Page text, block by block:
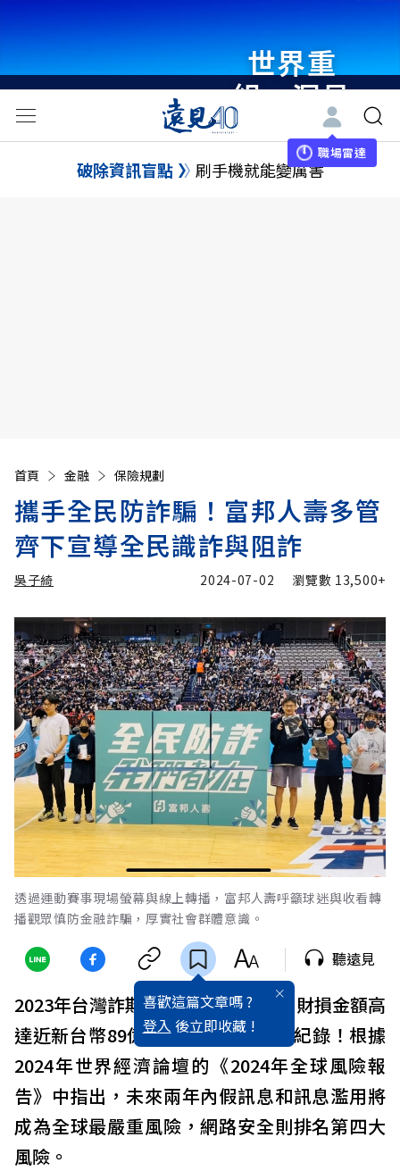
世界重
組・洞見
未來 與
世界領袖
職場雷達
破除資訊盲點 刷手機就能變厲害
首頁 金融 保險規劃
攜手全民防詐騙！富邦人壽多管
齊下宣導全民識詐與阻詐
吳子綺 2024-07-02 瀏覽數 13,500+
透過運動賽事現場螢幕與線上轉播，富邦人壽呼籲球迷與收看轉
播觀眾慎防金融詐騙，厚實社會群體意識。
喜歡這篇文章嗎 ?
登入 後立即收藏 !
聽遠見
2023年台灣詐欺案累計超過3萬件，財損金額高
達近新台幣89億元，創下史上新高紀錄！根據
2024年世界經濟論壇的《2024年全球風險報
告》中指出，未來兩年內假訊息和訊息濫用將
成為全球最嚴重風險，網路安全則排名第四大
風險。